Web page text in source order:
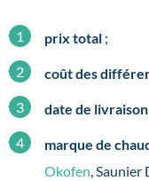
prix total ;
coût des
date de livraison
marque de
Okofen, Saunier